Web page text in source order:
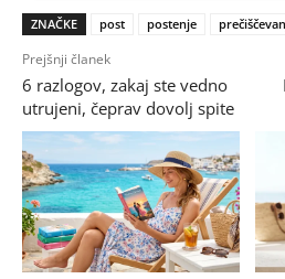
ZNAČKE post postenje
Prejšnji članek
6 razlogov, zakaj ste vedno
utrujeni, čeprav dovolj spite